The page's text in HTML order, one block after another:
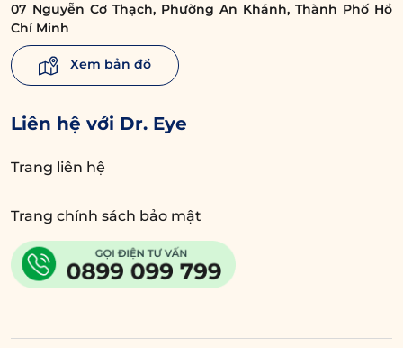
07 Nguyễn Cơ Thạch, Phường An Khánh, Thành Phố Hồ
Chí Minh
Xem bản đồ
Liên hệ với Dr. Eye
Trang liên hệ
Trang chính sách bảo mật